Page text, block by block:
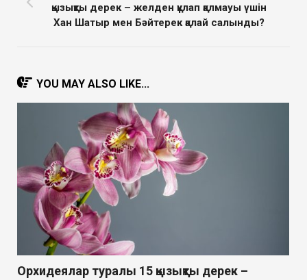
қызықты дерек – желден құлап қалмауы үшін
Хан Шатыр мен Бәйтерек қалай салынды?
YOU MAY ALSO LIKE...
Орхидеялар туралы 15 қызықты дерек –